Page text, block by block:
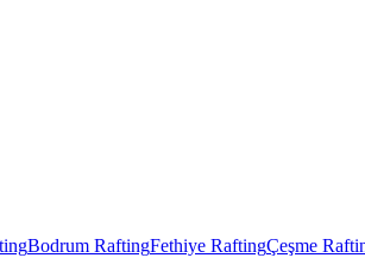
Bodrum RaftingFethiye RaftingÇeşme